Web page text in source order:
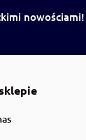
nowościami!